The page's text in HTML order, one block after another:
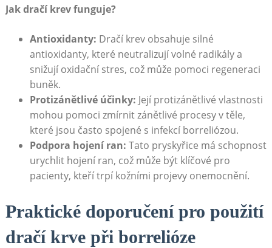
Jak dračí krev funguje?
Antioxidanty: Dračí krev obsahuje silné
antioxidanty, které neutralizují volné radikály a
snižují oxidační stres, což může pomoci regeneraci
buněk.
Protizánětlivé účinky: Její protizánětlivé vlastnosti
mohou pomoci zmírnit zánětlivé procesy v těle,
které jsou často spojené s infekcí borreliózou.
Podpora hojení ran: Tato pryskyřice má schopnost
urychlit hojení ran, což může být klíčové pro
pacienty, kteří trpí kožními projevy onemocnění.
Praktické doporučení pro použití
dračí krve při borrelióze